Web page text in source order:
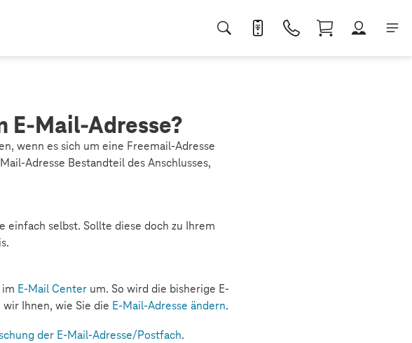
E-Mail-Adresse?
wenn es sich um eine Freemail-Adresse
Adresse Bestandteil des Anschlusses,
einfach selbst. Sollte diese doch zu Ihrem
E-Mail Center um. So wird die bisherige E-
Ihnen, wie Sie die E-Mail-Adresse ändern.
der E-Mail-Adresse/Postfach.